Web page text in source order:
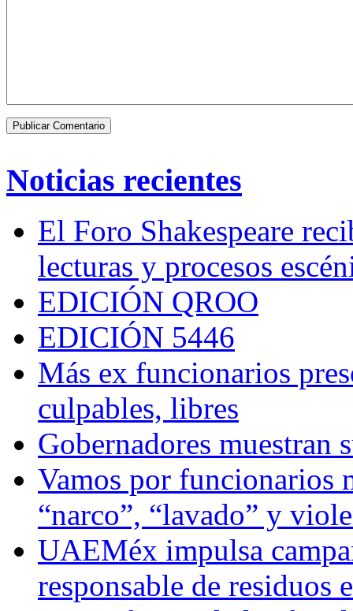
Noticias recientes
El Foro Shakespeare
lecturas y procesos
EDICIÓN QROO
EDICIÓN 5446
Más ex funcionarios
culpables, libres
Gobernadores muestran
Vamos por funcionarios
“narco”, “lavado” y
UAEMéx impulsa
responsable de residuos